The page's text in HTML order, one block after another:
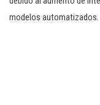
modelos automatizados.